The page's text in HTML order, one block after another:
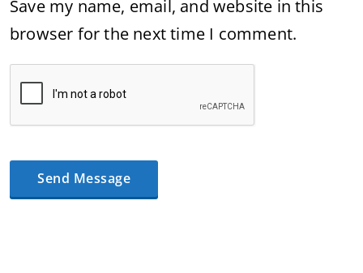
Save my name, email, and website in this
browser for the next time I comment.